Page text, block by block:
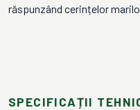
răspunzând cerințelor
SPECIFICAȚII